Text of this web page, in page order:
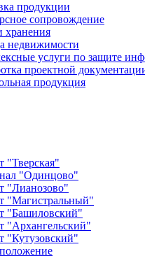
продукции
сопровождение
хранения
недвижимости
услуги по защите
проектной
продукция
"Тверская"
"Одинцово"
"Лианозово"
"Магистральный"
"Башиловский"
"Архангельский"
"Кутузовский"